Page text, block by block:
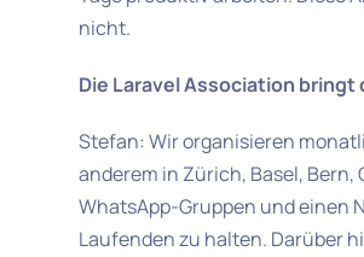
nicht.
Die Laravel Association
Stefan: Wir organisieren
anderem in Zürich, Basel,
WhatsApp-Gruppen und einen
Laufenden zu halten. Darüber